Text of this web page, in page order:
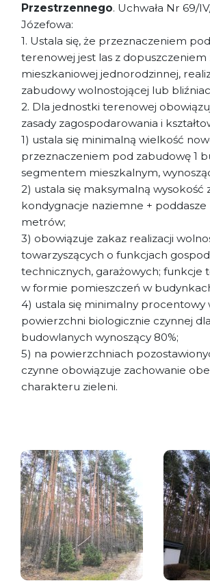
Przestrzennego. Uchwała Nr 69/
Józefowa:
1. Ustala się, że przeznaczeniem
terenowej jest las z
mieszkaniowej jednorodzinnej,
zabudowy wolnostojącej lub
2. Dla jednostki terenowej
zasady zagospodarowania i
1) ustala się minimalną wielkość
przeznaczeniem pod zabudowę 1
segmentem mieszkalnym,
2) ustala się maksymalną wysokość
kondygnacje naziemne + poddasze
metrów;
3) obowiązuje zakaz realizacji
towarzyszących o funkcjach
technicznych, garażowych; funkcje
w formie pomieszczeń w
4) ustala się minimalny procentowy
powierzchni biologicznie czynnej
budowlanych wynoszący 80%;
5) na powierzchniach
czynne obowiązuje zachowanie
charakteru zieleni.